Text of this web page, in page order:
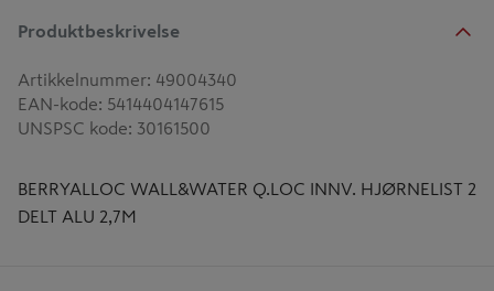
Produktbeskrivelse
Artikkelnummer: 49004340
EAN-kode: 5414404147615
UNSPSC kode: 30161500
BERRYALLOC WALL&WATER Q.LOC INNV. HJØRNELIST 2
DELT ALU 2,7M